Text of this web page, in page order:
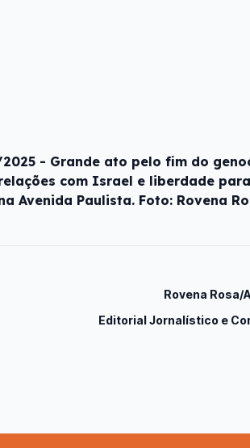
- Grande ato pelo fim do
com Israel e liberdade
Avenida Paulista. Foto: Rovena
Rovena Rosa/
Editorial Jornalístico e